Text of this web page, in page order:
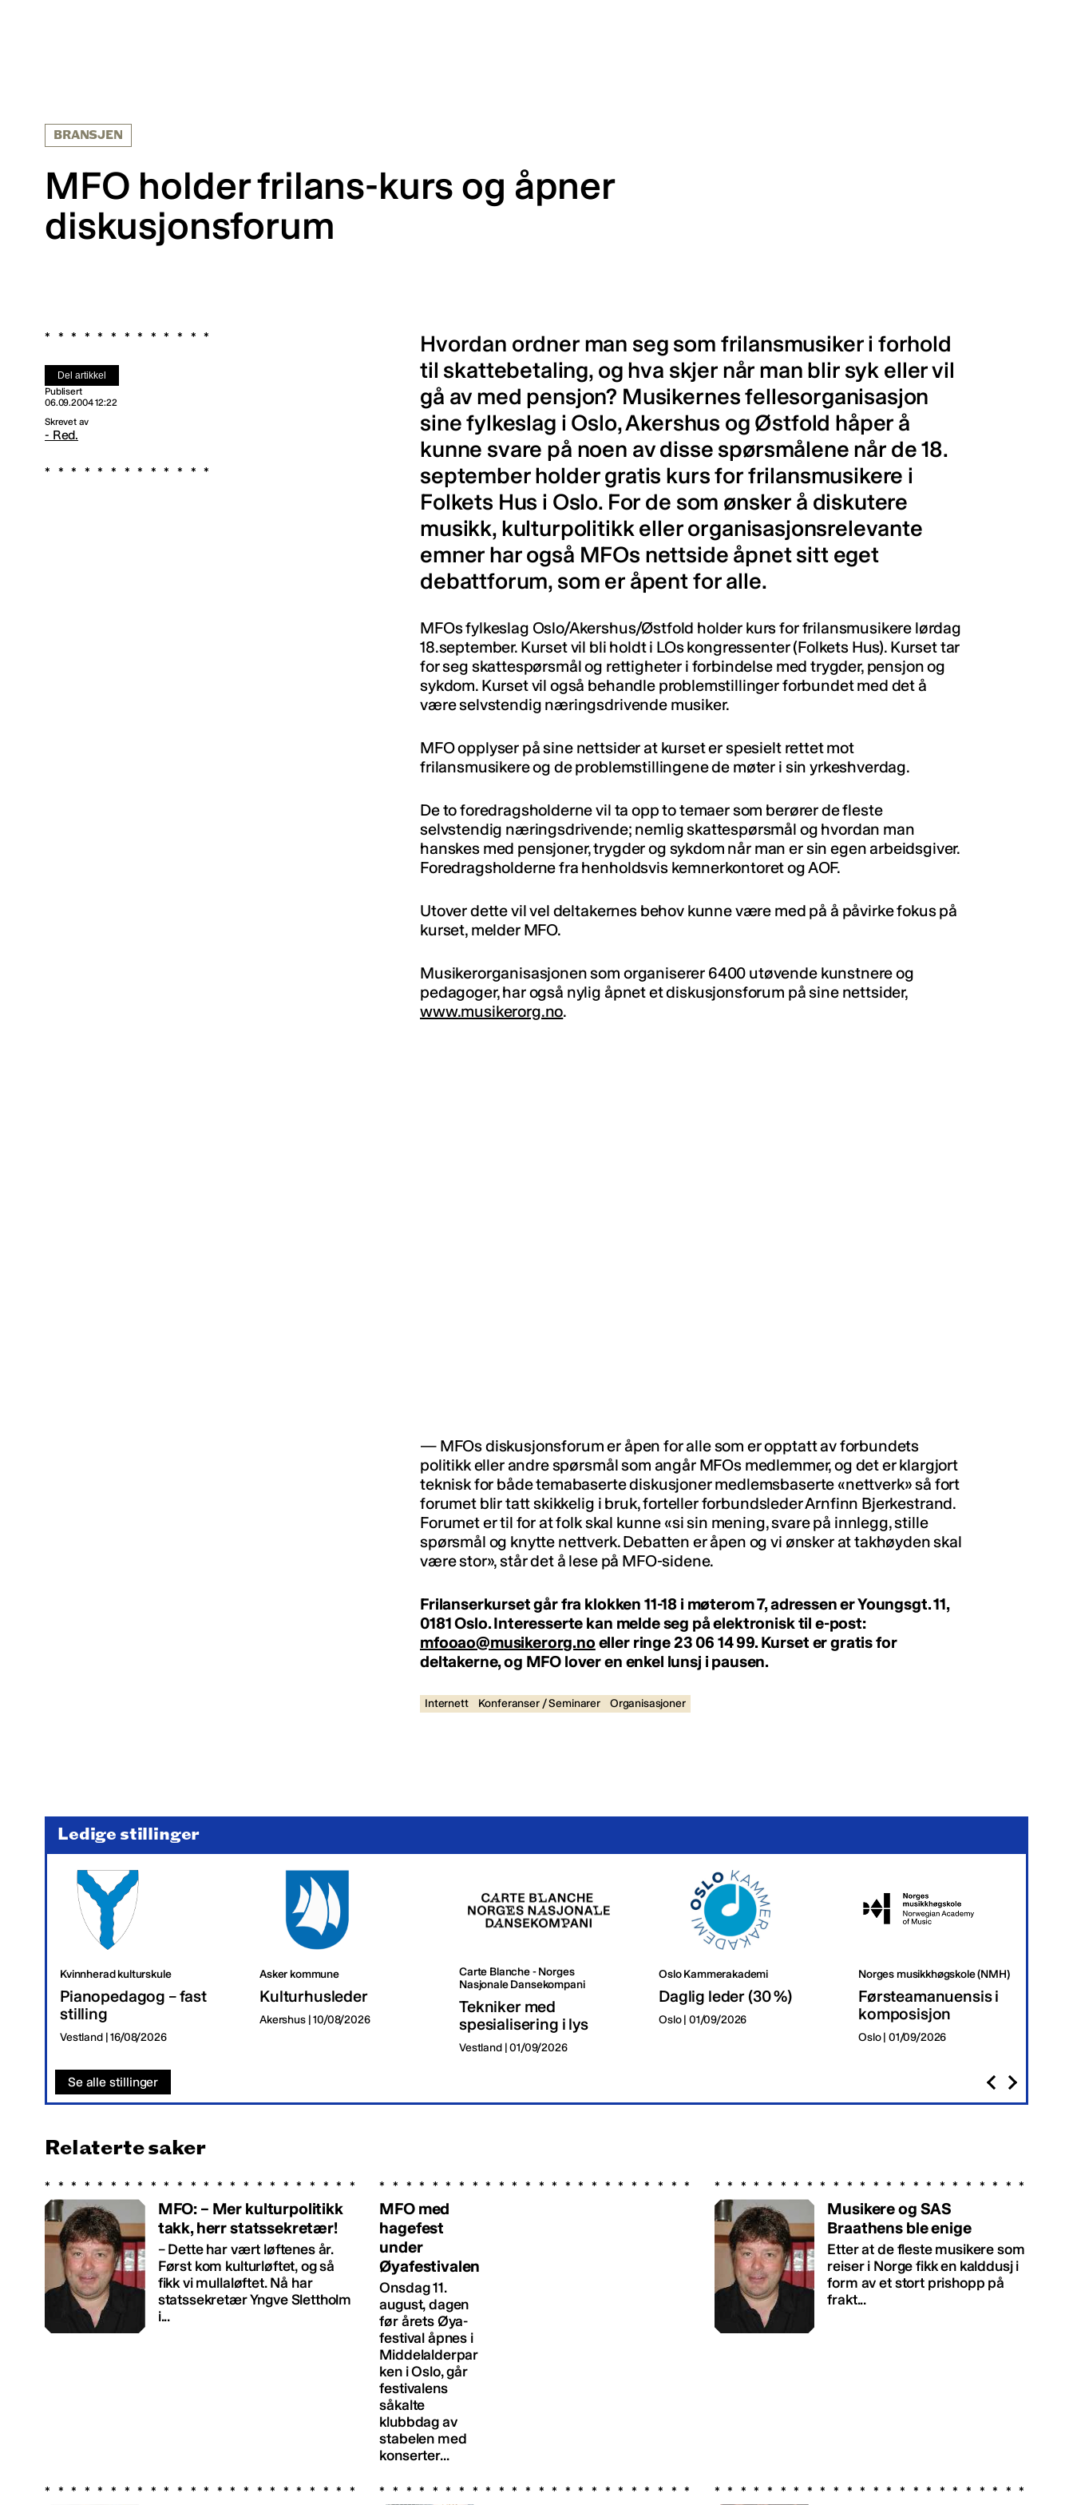
BRANSJEN
MFO holder frilans-kurs og åpner
diskusjonsforum
Del artikkel
Publisert
06.09.2004 12:22
Skrevet av
- Red.
Hvordan ordner man seg som frilansmusiker i forhold
til skattebetaling, og hva skjer når man blir syk eller vil
gå av med pensjon? Musikernes fellesorganisasjon
sine fylkeslag i Oslo, Akershus og Østfold håper å
kunne svare på noen av disse spørsmålene når de 18.
september holder gratis kurs for frilansmusikere i
Folkets Hus i Oslo. For de som ønsker å diskutere
musikk, kulturpolitikk eller organisasjonsrelevante
emner har også MFOs nettside åpnet sitt eget
debattforum, som er åpent for alle.
MFOs fylkeslag Oslo/Akershus/Østfold holder kurs for frilansmusikere lørdag
18.september. Kurset vil bli holdt i LOs kongressenter (Folkets Hus). Kurset tar
for seg skattespørsmål og rettigheter i forbindelse med trygder, pensjon og
sykdom. Kurset vil også behandle problemstillinger forbundet med det å
være selvstendig næringsdrivende musiker.
MFO opplyser på sine nettsider at kurset er spesielt rettet mot
frilansmusikere og de problemstillingene de møter i sin yrkeshverdag.
De to foredragsholderne vil ta opp to temaer som berører de fleste
selvstendig næringsdrivende; nemlig skattespørsmål og hvordan man
hanskes med pensjoner, trygder og sykdom når man er sin egen arbeidsgiver.
Foredragsholderne fra henholdsvis kemnerkontoret og AOF.
Utover dette vil vel deltakernes behov kunne være med på å påvirke fokus på
kurset, melder MFO.
Musikerorganisasjonen som organiserer 6400 utøvende kunstnere og
pedagoger, har også nylig åpnet et diskusjonsforum på sine nettsider,
www.musikerorg.no.
— MFOs diskusjonsforum er åpen for alle som er opptatt av forbundets
politikk eller andre spørsmål som angår MFOs medlemmer, og det er klargjort
teknisk for både temabaserte diskusjoner medlemsbaserte «nettverk» så fort
forumet blir tatt skikkelig i bruk, forteller forbundsleder Arnfinn Bjerkestrand.
Forumet er til for at folk skal kunne «si sin mening, svare på innlegg, stille
spørsmål og knytte nettverk. Debatten er åpen og vi ønsker at takhøyden skal
være stor», står det å lese på MFO-sidene.
Frilanserkurset går fra klokken 11-18 i møterom 7, adressen er Youngsgt. 11,
0181 Oslo. Interesserte kan melde seg på elektronisk til e-post:
mfooao@musikerorg.no eller ringe 23 06 14 99. Kurset er gratis for
deltakerne, og MFO lover en enkel lunsj i pausen.
Internett Konferanser / Seminarer Organisasjoner
Ledige stillinger
Kvinnherad kulturskule
Pianopedagog – fast
stilling
Vestland | 16/08/2026
Asker kommune
Kulturhusleder
Akershus | 10/08/2026
Carte Blanche - Norges
Nasjonale Dansekompani
Tekniker med
spesialisering i lys
Vestland | 01/09/2026
Oslo Kammerakademi
Daglig leder (30 %)
Oslo | 01/09/2026
Norges musikkhøgskole (NMH)
Førsteamanuensis i
komposisjon
Oslo | 01/09/2026
Se alle stillinger
Relaterte saker
MFO: – Mer kulturpolitikk
takk, herr statssekretær!
– Dette har vært løftenes år.
Først kom kulturløftet, og så
fikk vi mullaløftet. Nå har
statssekretær Yngve Slettholm
i...
MFO med
hagefest
under
Øyafestivalen
Onsdag 11.
august, dagen
før årets Øya-
festival åpnes i
Middelalderpar
ken i Oslo, går
festivalens
såkalte
klubbdag av
stabelen med
konserter...
Musikere og SAS
Braathens ble enige
Etter at de fleste musikere som
reiser i Norge fikk en kalddusj i
form av et stort prishopp på
frakt...